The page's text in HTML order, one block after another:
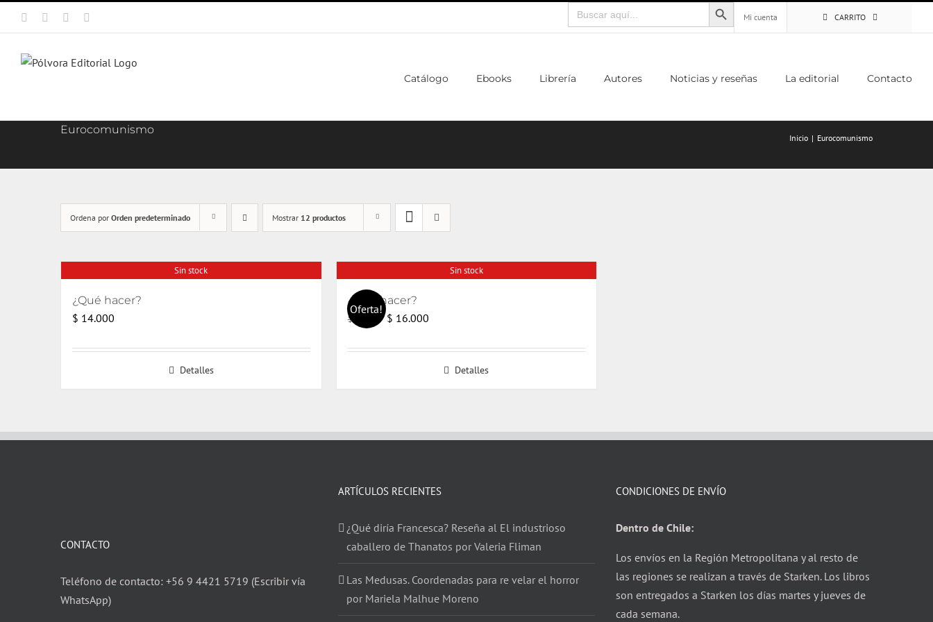
Facebook Instagram
Buscar:
Mi cuenta
CARRITO
Catálogo Ebooks Librería Autores Noticias y reseñas La editorial Contacto
Eurocomunismo
Inicio Eurocomunismo
Ordena por Orden predeterminado Mostrar 12 productos
Sin stock
¿Qué hacer?
$ 14.000
Detalles
Sin stock
Oferta!
¿Qué hacer?
$17.000
El
original
$ 16.000El
actual
Detalles
CONTACTO
Teléfono de contacto: +56 9 4421 5719 (Escribir vía
WhatsApp)
ARTÍCULOS RECIENTES
¿Qué diría Francesca? Reseña al El industrioso
caballero de Thanatos por Valeria Fliman
Las Medusas. Coordenadas para re velar el horror
por Mariela Malhue Moreno
CONDICIONES DE ENVÍO
Dentro de Chile:
Los envíos en la Región Metropolitana y al resto de
las regiones se realizan a través de Starken. Los libros
son entregados a Starken los días martes y jueves de
cada semana.